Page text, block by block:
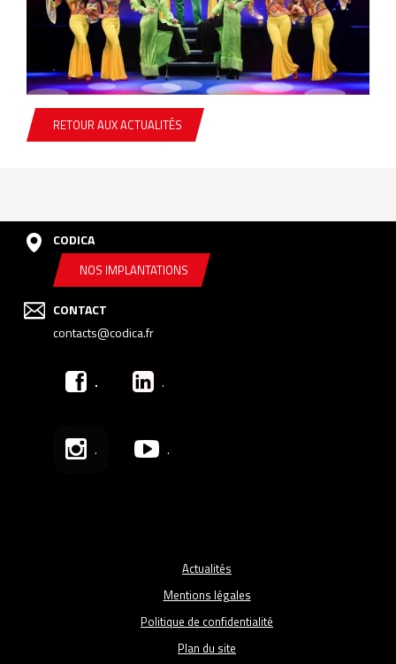
RETOUR AUX ACTUALITÉS
CODICA
NOS IMPLANTATIONS
CONTACT
contacts@codica.fr
. .
. .
Actualités
Mentions légales
Politique de confidentialité
Plan du site